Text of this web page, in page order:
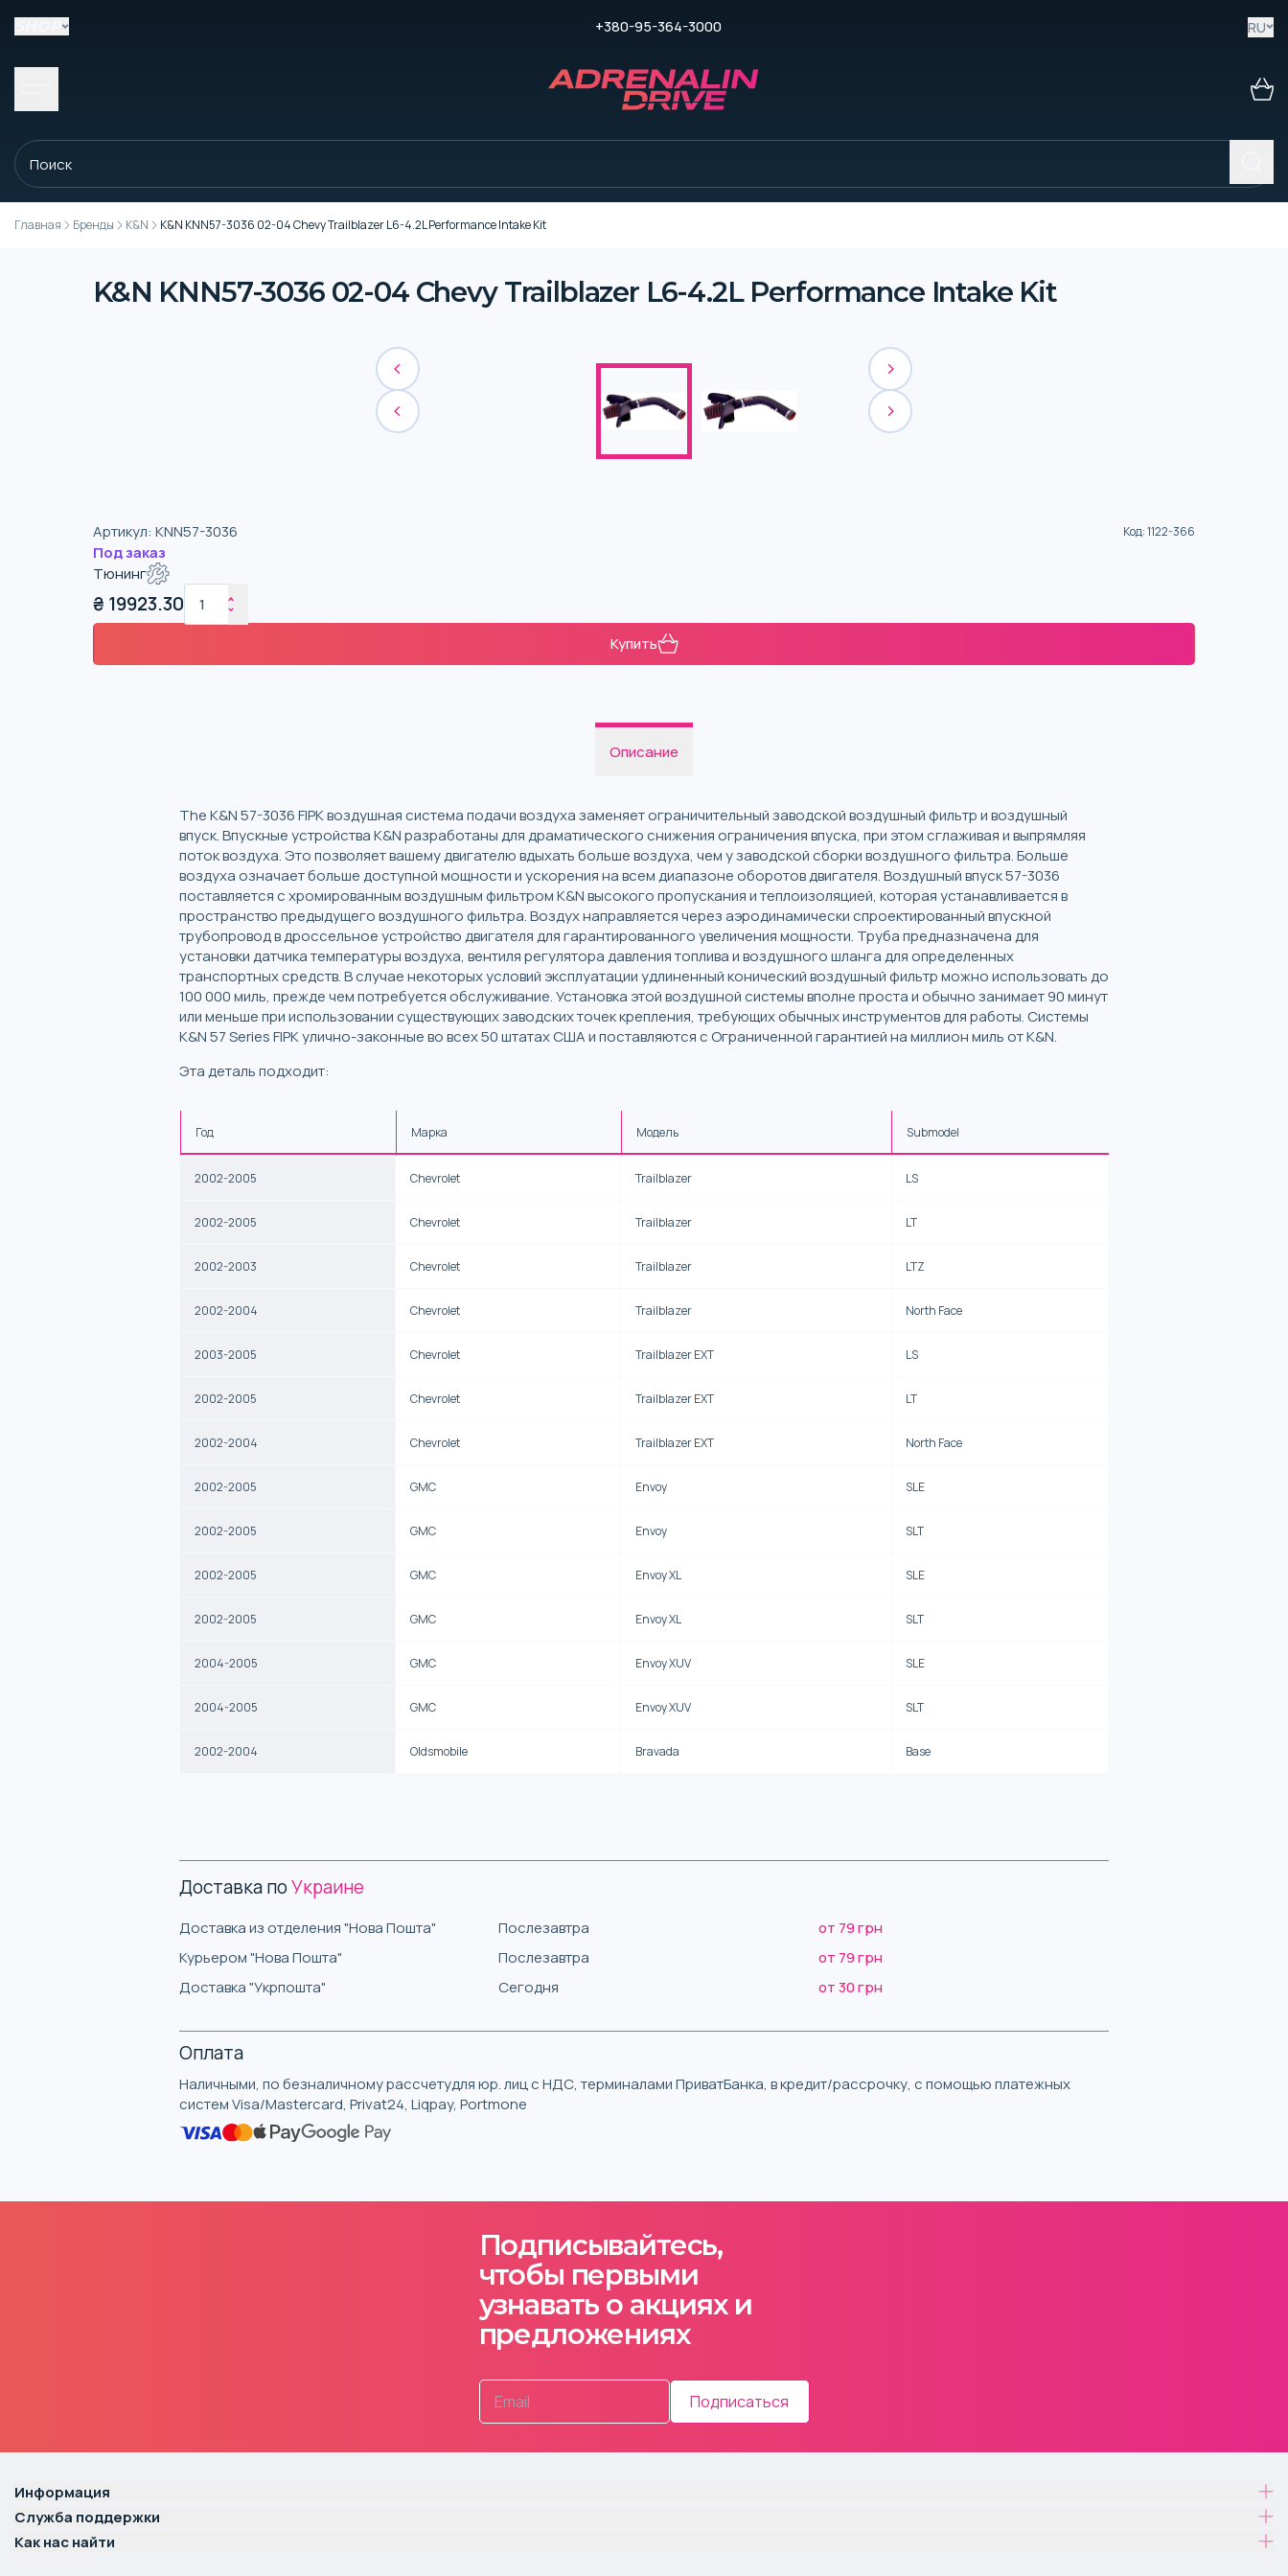
+380-95-364-3000 RU
Главная Бренды K&N K&N KNN57-3036 02-04 Chevy Trailblazer L6-4.2L Performance Intake Kit
K&N KNN57-3036 02-04 Chevy Trailblazer L6-4.2L Performance Intake Kit
Артикул: KNN57-3036 Код:1122-366
Под заказ
Тюнинг
₴ 19923.30
Купить
Описание
The K&N 57-3036 FIPK воздушная система подачи воздуха заменяет ограничительный заводской воздушный фильтр и воздушный
впуск. Впускные устройства K&N разработаны для драматического снижения ограничения впуска, при этом сглаживая и выпрямляя
поток воздуха. Это позволяет вашему двигателю вдыхать больше воздуха, чем у заводской сборки воздушного фильтра. Больше
воздуха означает больше доступной мощности и ускорения на всем диапазоне оборотов двигателя. Воздушный впуск 57-3036
поставляется с хромированным воздушным фильтром K&N высокого пропускания и теплоизоляцией, которая устанавливается в
пространство предыдущего воздушного фильтра. Воздух направляется через аэродинамически спроектированный впускной
трубопровод в дроссельное устройство двигателя для гарантированного увеличения мощности. Труба предназначена для
установки датчика температуры воздуха, вентиля регулятора давления топлива и воздушного шланга для определенных
транспортных средств. В случае некоторых условий эксплуатации удлиненный конический воздушный фильтр можно использовать до
100 000 миль, прежде чем потребуется обслуживание. Установка этой воздушной системы вполне проста и обычно занимает 90 минут
или меньше при использовании существующих заводских точек крепления, требующих обычных инструментов для работы. Системы
K&N 57 Series FIPK улично-законные во всех 50 штатах США и поставляются с Ограниченной гарантией на миллион миль от K&N.
Эта деталь подходит:
Год Марка Модель Submodel
2002-2005 Chevrolet Trailblazer LS
2002-2005 Chevrolet Trailblazer LT
2002-2003 Chevrolet Trailblazer LTZ
2002-2004 Chevrolet Trailblazer North Face
2003-2005 Chevrolet Trailblazer EXT LS
2002-2005 Chevrolet Trailblazer EXT LT
2002-2004 Chevrolet Trailblazer EXT North Face
2002-2005 GMC Envoy SLE
2002-2005 GMC Envoy SLT
2002-2005 GMC Envoy XL SLE
2002-2005 GMC Envoy XL SLT
2004-2005 GMC Envoy XUV SLE
2004-2005 GMC Envoy XUV SLT
2002-2004 Oldsmobile Bravada Base
Доставка поУкраине
Доставка из отделения "Нова Пошта" Послезавтра
от 79 грн
Курьером "Нова Пошта"
Послезавтра
от 79 грн
Доставка "Укрпошта"
Сегодня от 30 грн
Оплата
Наличными, по безналичному рассчетудля юр. лиц с НДС, терминалами ПриватБанка, в кредит/рассрочку, с помощью платежных
систем Visa/Mastercard, Privat24, Liqpay, Portmone
Подписывайтесь,
чтобы первыми
узнавать о акциях и
предложениях
Подписаться
Информация
Служба поддержки
Как нас найти